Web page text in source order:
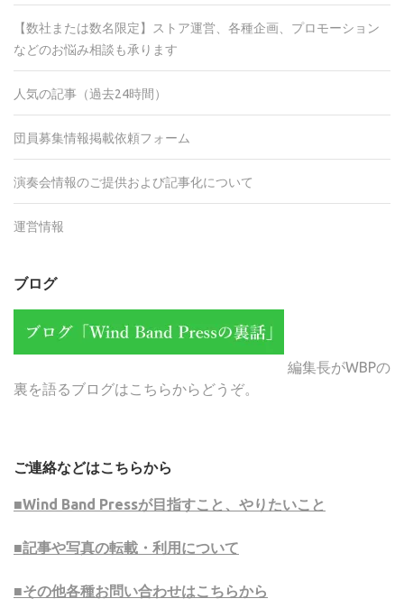
【数社または数名限定】ストア運営、各種企画、プロモーション
などのお悩み相談も承ります
人気の記事（過去24時間）
団員募集情報掲載依頼フォーム
演奏会情報のご提供および記事化について
運営情報
ブログ
編集長がWBPの
裏を語るブログはこちらからどうぞ。
ご連絡などはこちらから
■Wind Band Pressが目指すこと、やりたいこと
■記事や写真の転載・利用について
■その他各種お問い合わせはこちらから